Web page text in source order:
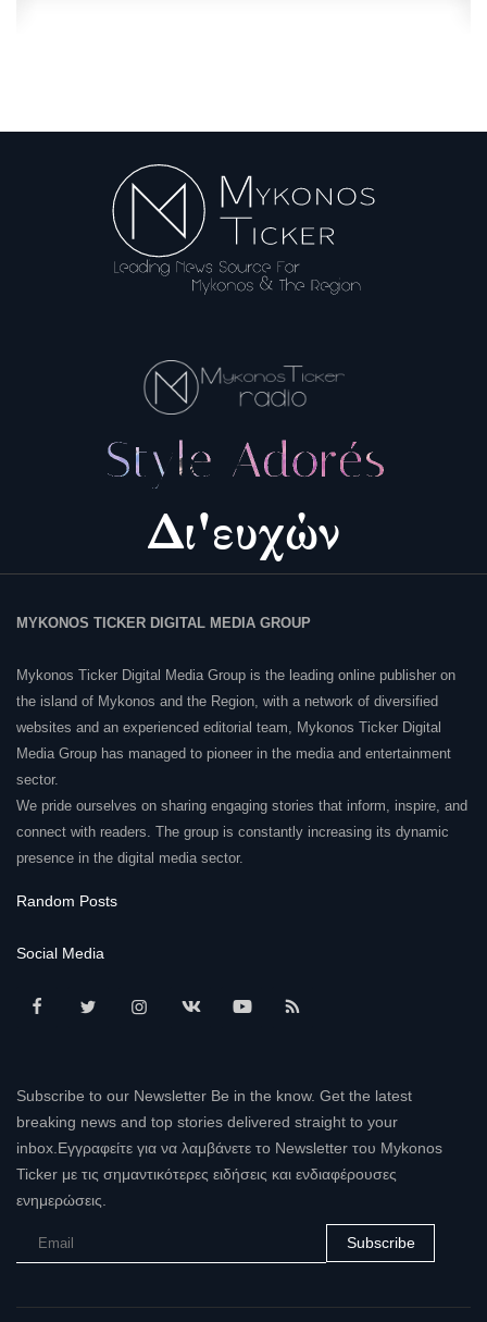
MYKONOS TICKER DIGITAL MEDIA GROUP
Mykonos Ticker Digital Media Group is the leading online publisher on
the island of Mykonos and the Region, with a network of diversified
websites and an experienced editorial team, Mykonos Ticker Digital
Media Group has managed to pioneer in the media and entertainment
sector.
We pride ourselves on sharing engaging stories that inform, inspire, and
connect with readers. The group is constantly increasing its dynamic
presence in the digital media sector.
Random Posts
Social Media
Subscribe to our Newsletter Be in the know. Get the latest
breaking news and top stories delivered straight to your
inbox.Εγγραφείτε για να λαμβάνετε το Newsletter του Mykonos
Ticker με τις σημαντικότερες ειδήσεις και ενδιαφέρουσες
ενημερώσεις.
Subscribe